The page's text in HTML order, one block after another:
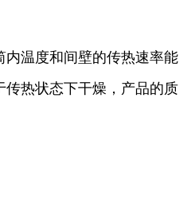
内温度和间壁的传热速率能
热状态下干燥，产品的质